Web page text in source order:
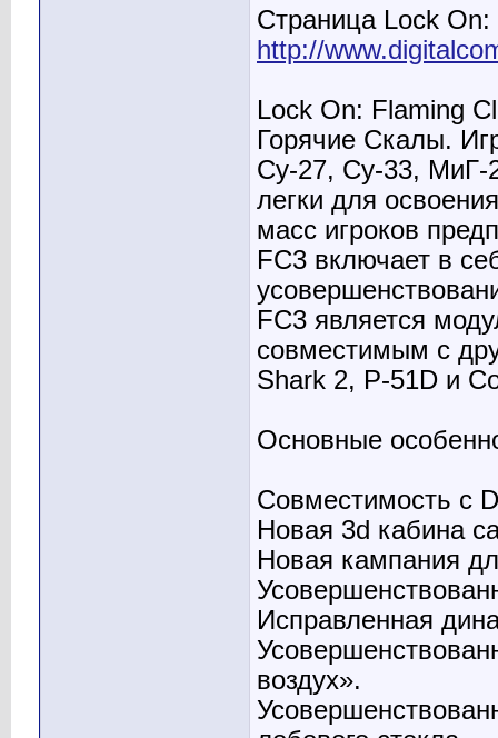
Страница Lock
http://
Lock On: Flaming
Горячие Скалы.
Су-27, Су-33, МиГ-
легки для
масс игроков
FC3 включает в
FC3 является
совместимым с
Shark 2, P-51D и
Основные
Совместимость с
Новая 3d кабина
Новая кампания
Исправленная
воздух».